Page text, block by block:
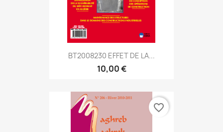
BT2008230 EFFET DE LA...
10,00 €
favorite_border